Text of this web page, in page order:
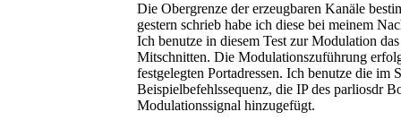
Die Obergrenze der erzeugbaren Kanäle
gestern schrieb habe ich diese bei meinem
Ich benutze in diesem Test zur Modulation
Mitschnitten. Die Modulationszuführung
festgelegten Portadressen. Ich benutze die im
Beispielbefehlssequenz, die IP des parliosdr
Modulationssignal hinzugefügt.